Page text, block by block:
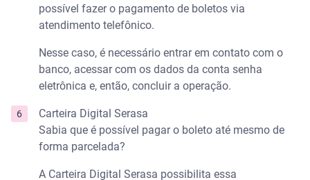
possível fazer o pagamento de boletos via
atendimento telefônico.
Nesse caso, é necessário entrar em contato com o
banco, acessar com os dados da conta senha
eletrônica e, então, concluir a operação.
Carteira Digital Serasa
Sabia que é possível pagar o boleto até mesmo de
forma parcelada?
A Carteira Digital Serasa possibilita essa